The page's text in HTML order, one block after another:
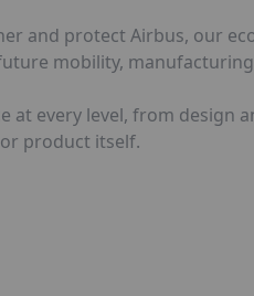
and protect Airbus, our
mobility,
at every level, from design
product itself.